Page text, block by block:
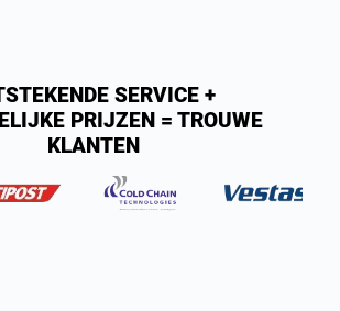
SERVICE +
PRIJZEN = TROUWE
KLANTEN